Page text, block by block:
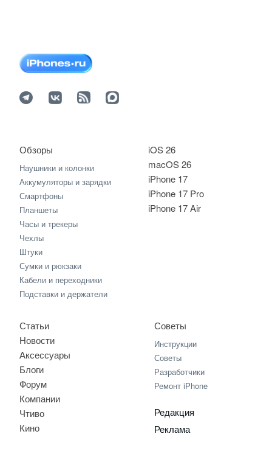
iOS 26
macOS 26
iPhone 17
iPhone 17 Pro
iPhone 17 Air
Обзоры
Наушники и колонки
Аккумуляторы и зарядки
Смартфоны
Планшеты
Часы и трекеры
Чехлы
Штуки
Сумки и рюкзаки
Кабели и переходники
Подставки и держатели
Статьи
Новости
Аксессуары
Блоги
Форум
Компании
Чтиво
Кино
Советы
Инструкции
Советы
Разработчики
Ремонт iPhone
Редакция
Реклама